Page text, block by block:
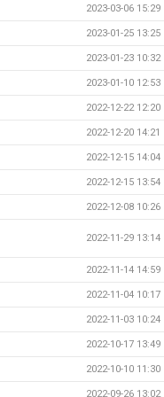
2023-03-06 15:29
2023-01-25 13:25
2023-01-23 10:32
2023-01-10 12:53
2022-12-22 12:20
2022-12-20 14:21
2022-12-15 14:04
2022-12-15 13:54
2022-12-08 10:26
2022-11-29 13:14
2022-11-14 14:59
2022-11-04 10:17
2022-11-03 10:24
2022-10-17 13:49
2022-10-10 11:30
2022-09-26 13:02